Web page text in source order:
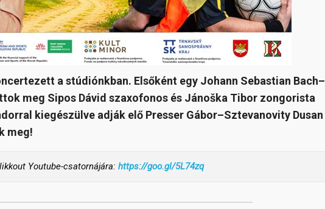
a stúdiónkban. Elsőként egy Johann Sebastian Bach–
meg Sipos Dávid szaxofonos és Jánoška Tibor zongorista
kiegészülve adják elő Presser Gábor–Sztevanovity Dusan
meg!
Youtube-csatornájára: https://goo.gl/5L74zq